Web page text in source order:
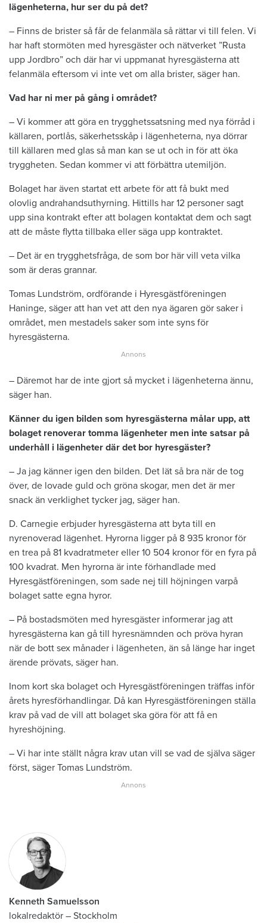
lägenheterna, hur ser du på det?
– Finns de brister så får de felanmäla så rättar vi till felen. Vi
har haft stormöten med hyresgäster och nätverket ”Rusta
upp Jordbro” och där har vi uppmanat hyresgästerna att
felanmäla eftersom vi inte vet om alla brister, säger han.
Vad har ni mer på gång i området?
– Vi kommer att göra en trygghetssatsning med nya förråd i
källaren, portlås, säkerhetsskåp i lägenheterna, nya dörrar
till källaren med glas så man kan se ut och in för att öka
tryggheten. Sedan kommer vi att förbättra utemiljön.
Bolaget har även startat ett arbete för att få bukt med
olovlig andrahandsuthyrning. Hittills har 12 personer sagt
upp sina kontrakt efter att bolagen kontaktat dem och sagt
att de måste flytta tillbaka eller säga upp kontraktet.
– Det är en trygghetsfråga, de som bor här vill veta vilka
som är deras grannar.
Tomas Lundström, ordförande i Hyresgästföreningen
Haninge, säger att han vet att den nya ägaren gör saker i
området, men mestadels saker som inte syns för
hyresgästerna.
– Däremot har de inte gjort så mycket i lägenheterna ännu,
säger han.
Känner du igen bilden som hyresgästerna målar upp, att
bolaget renoverar tomma lägenheter men inte satsar på
underhåll i lägenheter där det bor hyresgäster?
– Ja jag känner igen den bilden. Det lät så bra när de tog
över, de lovade guld och gröna skogar, men det är mer
snack än verklighet tycker jag, säger han.
D. Carnegie erbjuder hyresgästerna att byta till en
nyrenoverad lägenhet. Hyrorna ligger på 8 935 kronor för
en trea på 81 kvadratmeter eller 10 504 kronor för en fyra på
100 kvadrat. Men hyrorna är inte förhandlade med
Hyresgästföreningen, som sade nej till höjningen varpå
bolaget satte egna hyror.
– På bostadsmöten med hyresgäster informerar jag att
hyresgästerna kan gå till hyresnämnden och pröva hyran
när de bott sex månader i lägenheten, än så länge har inget
ärende prövats, säger han.
Inom kort ska bolaget och Hyresgästföreningen träffas inför
årets hyresförhandlingar. Då kan Hyresgästföreningen ställa
krav på vad de vill att bolaget ska göra för att få en
hyreshöjning.
– Vi har inte ställt några krav utan vill se vad de själva säger
först, säger Tomas Lundström.
Kenneth Samuelsson
lokalredaktör – Stockholm